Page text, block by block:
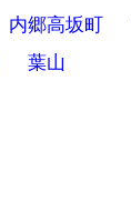
内郷高坂町
葉山